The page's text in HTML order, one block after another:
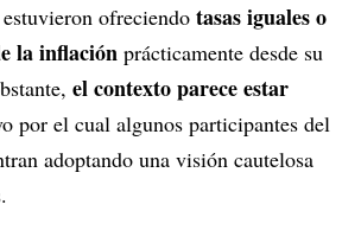
ofreciendo tasas iguales o
la inflación prácticamente desde su
el contexto parece estar
por el cual algunos participantes del
adoptando una visión cautelosa